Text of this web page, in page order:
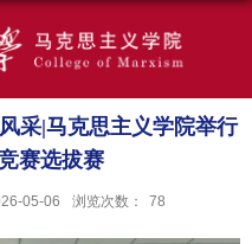
采|马克思主义学院举行
赛选拔赛
05-06 浏览次数： 78